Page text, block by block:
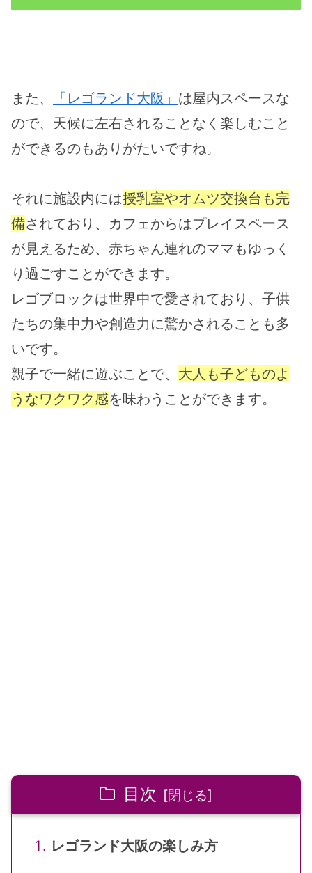
また、 「レゴランド大阪」 は屋内スペースな
ので、天候に左右されることなく楽しむこと
ができるのもありがたいですね。
それに施設内には授乳室やオムツ交換台も完
備されており、カフェからはプレイスペース
が見えるため、赤ちゃん連れのママもゆっく
り過ごすことができます。
レゴブロックは世界中で愛されており、子供
たちの集中力や創造力に驚かされることも多
いです。
親子で一緒に遊ぶことで、 大人も子どものよ
うなワクワク感を味わうことができます。
目次
レゴランド大阪の楽しみ方